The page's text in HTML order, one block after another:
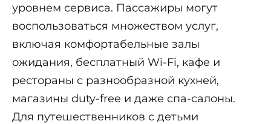
уровнем сервиса. Пассажиры могут
воспользоваться множеством услуг,
включая комфортабельные залы
ожидания, бесплатный Wi-Fi, кафе и
рестораны с разнообразной кухней,
магазины duty-free и даже спа-салоны.
Для путешественников с детьми